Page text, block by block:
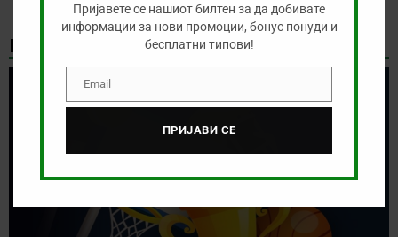
НАЈНОВИ БОНУС ВЕСТИ
Пријавете се нашиот билтен за да добивате
информации за нови промоции, бонус понуди и
бесплатни типови!
EmailEmail
ПРИЈАВИ СЕ